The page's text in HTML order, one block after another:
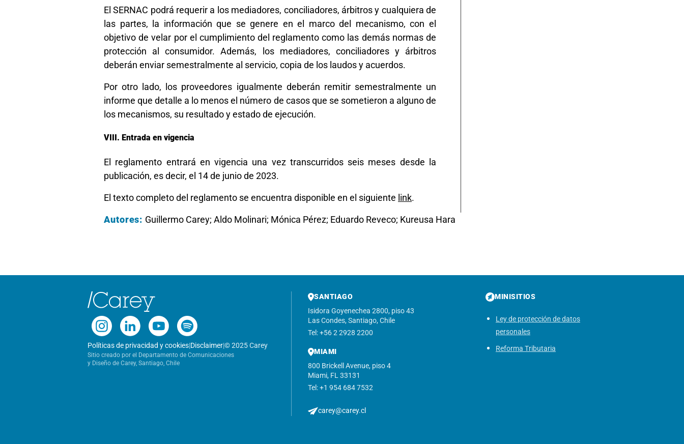
El SERNAC podrá requerir a los mediadores, conciliadores, árbitros y cualquiera de
las partes, la información que se genere en el marco del mecanismo, con el
objetivo de velar por el cumplimiento del reglamento como las demás normas de
protección al consumidor. Además, los mediadores, conciliadores y árbitros
deberán enviar semestralmente al servicio, copia de los laudos y acuerdos.
Por otro lado, los proveedores igualmente deberán remitir semestralmente un
informe que detalle a lo menos el número de casos que se sometieron a alguno de
los mecanismos, su resultado y estado de ejecución.
Entrada en vigencia
El reglamento entrará en vigencia una vez transcurridos seis meses desde la
publicación, es decir, el 14 de junio de 2023.
El texto completo del reglamento se encuentra disponible en el siguiente link.
Autores: Guillermo Carey; Aldo Molinari; Mónica Pérez; Eduardo Reveco; Kureusa Hara
Políticas de privacidad y cookies|Disclaimer|© 2025 Carey
Sitio creado por el Departamento de Comunicaciones
y Diseño de Carey, Santiago, Chile
SANTIAGO
Isidora Goyenechea 2800, piso 43
Las Condes, Santiago, Chile
Tel: +56 2 2928 2200
MIAMI
800 Brickell Avenue, piso 4
Miami, FL 33131
Tel: +1 954 684 7532
carey@carey.cl
MINISITIOS
Ley de protección de datos
personales
Reforma Tributaria